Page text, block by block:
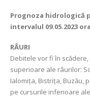
Prognoza hidrologică
intervalul 09.05.2023
RÂURI
Debitele vor fi în
superioare ale râurilor:
Ialomița, Bistrița, Buzău,
pe cursurile inferioare